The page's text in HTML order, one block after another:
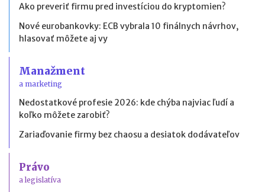
Ako preveriť firmu pred investíciou do kryptomien?
Nové eurobankovky: ECB vybrala 10 finálnych návrhov,
hlasovať môžete aj vy
Manažment
a marketing
Nedostatkové profesie 2026: kde chýba najviac ľudí a
koľko môžete zarobiť?
Zariaďovanie firmy bez chaosu a desiatok dodávateľov
Právo
a legislatíva